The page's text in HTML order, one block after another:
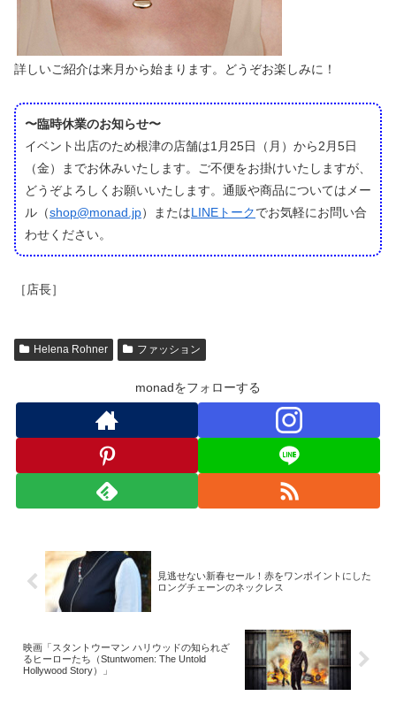
詳しいご紹介は来月から始まります。どうぞお楽しみに！
〜臨時休業のお知らせ〜
イベント出店のため根津の店舗は1月25日（月）から2月5日
（金）までお休みいたします。ご不便をお掛けいたしますが、
どうぞよろしくお願いいたします。通販や商品についてはメー
ル（shop@monad.jp）またはLINEトークでお気軽にお問い合
わせください。
［店長］
Helena Rohner ファッション
monadをフォローする
見逃せない新春セール！赤をワンポイントにした
ロングチェーンのネックレス
映画「スタントウーマン ハリウッドの知られざ
るヒーローたち（Stuntwomen: The Untold
Hollywood Story）」